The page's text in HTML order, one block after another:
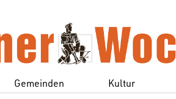
Gemeinden Kultur